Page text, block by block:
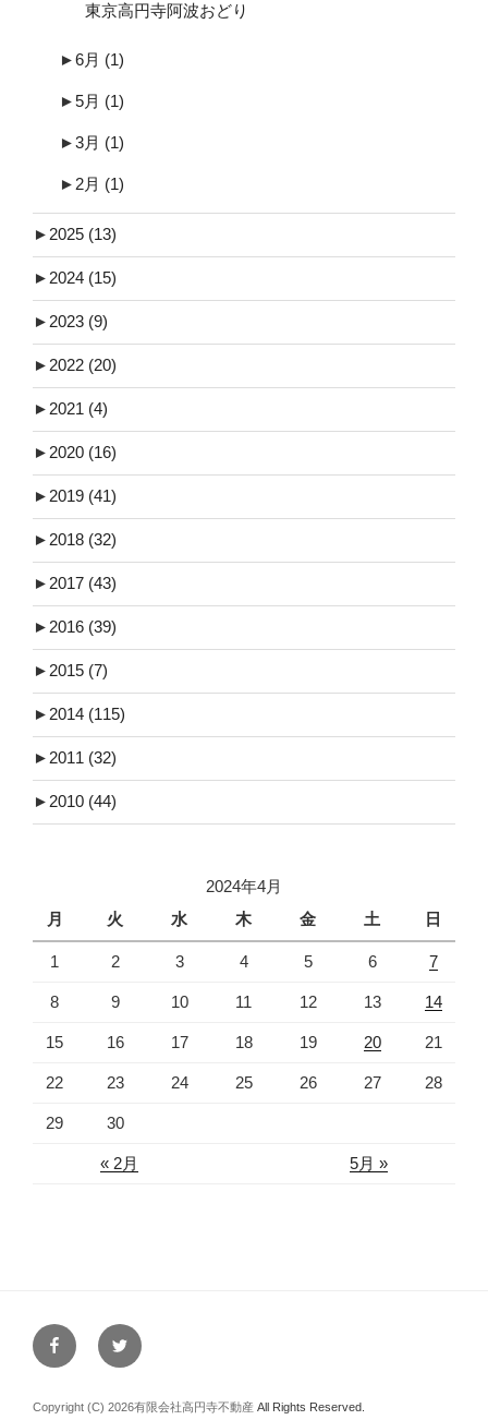
東京高円寺阿波おどり
►6月 (1)
►5月 (1)
►3月 (1)
► 2月 (1)
► 2025 (13)
► 2024 (15)
► 2023 (9)
► 2022 (20)
► 2021 (4)
► 2020 (16)
► 2019 (41)
► 2018 (32)
► 2017 (43)
► 2016 (39)
► 2015 (7)
► 2014 (115)
► 2011 (32)
► 2010 (44)
2024年4月
月
火 水 木 金 土 日
« 2月 5月 »
1 2 3 4 5 6 7
8 9 10 11 12 13 14
15 16 17 18 19 20 21
22 23 24 25 26 27 28
29 30
facebooktwitter
Copyright (C) 2026有限会社高円寺不動産 All Rights Reserved.